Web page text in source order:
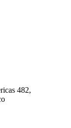
482,